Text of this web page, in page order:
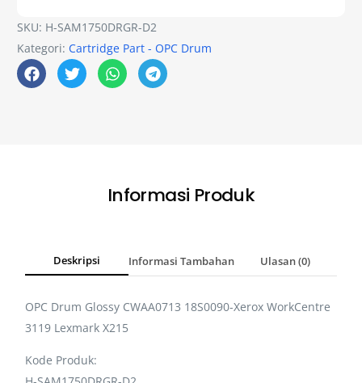
SKU: H-SAM1750DRGR-D2
Kategori: Cartridge Part - OPC Drum
Informasi Produk
Deskripsi Informasi Tambahan Ulasan (0)
OPC Drum Glossy CWAA0713 18S0090-Xerox WorkCentre
3119 Lexmark X215
Kode Produk: